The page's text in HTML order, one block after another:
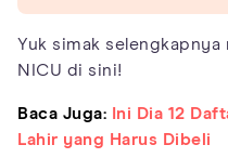
Yuk simak
NICU di sini!
Baca Juga:
Ini Dia 12
Lahir yang Harus Dibeli